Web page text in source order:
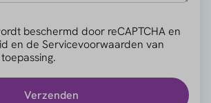
beschermd door reCAPTCHA en
en de Servicevoorwaarden van
Verzenden